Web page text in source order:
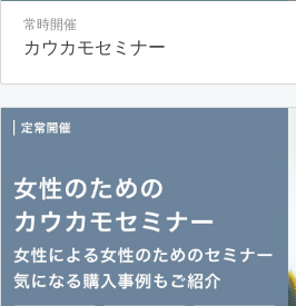
常時開催
カウカモセミナー